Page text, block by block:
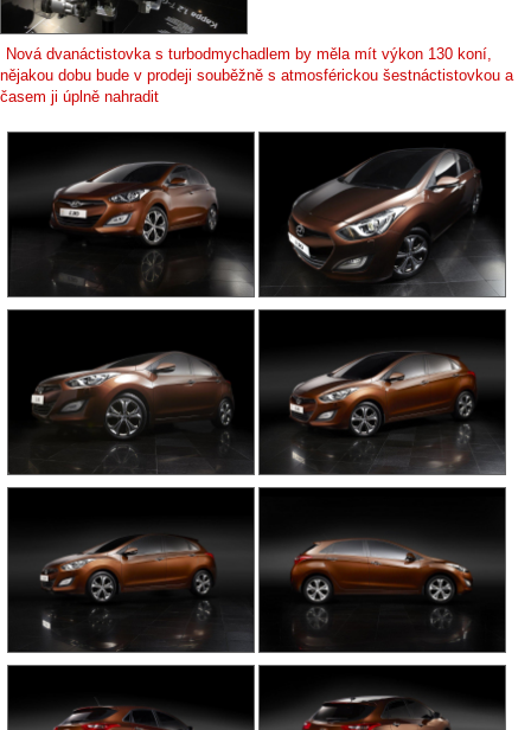
Nová dvanáctistovka s turbodmychadlem by měla mít výkon 130 koní,
nějakou dobu bude v prodeji souběžně s atmosférickou šestnáctistovkou a
časem ji úplně nahradit